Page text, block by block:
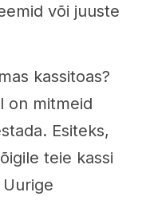
või juuste
kassitoas?
on mitmeid
Esiteks,
teie kassi